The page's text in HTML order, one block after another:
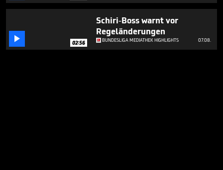
 02:56
Schiri-Boss warnt vor
Regeländerungen
BUNDESLIGA MEDIATHEK HIGHLIGHTS 07.08.